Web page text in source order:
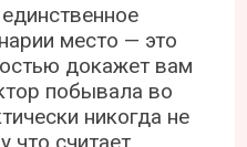
место — это
докажет вам
побывала во
никогда не